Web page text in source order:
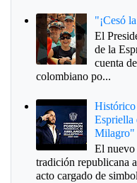
"¡Cesó
El
de la
cuenta
colombiano po...
Histórico
Espriella
Milagro"
El nuevo
tradición republicana
acto cargado de